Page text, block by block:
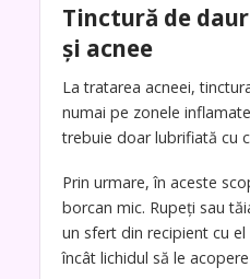
Tinctură de
și acnee
La tratarea acneei,
numai pe zonele
trebuie doar lubrifiată cu
Prin urmare, în aceste
borcan mic. Rupeți sau
un sfert din recipient cu
încât lichidul să le